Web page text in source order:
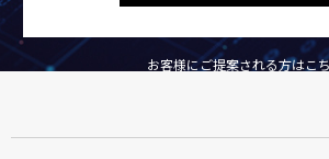
お客様にご提案される方はこ